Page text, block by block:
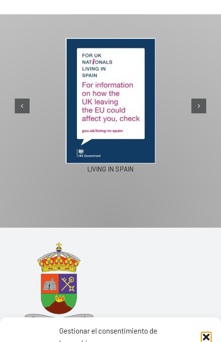
Gestionar el consentimiento de
LIVING IN SPAIN